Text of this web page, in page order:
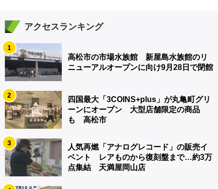
アクセスランキング
1
高松市の市場水族館 新屋島水族館のリ
ニューアルオープンに向け9月28日で閉館
2
四国最大「3COINS+plus」が丸亀町グリ
ーンにオープン 大型店舗限定の商品
も 高松市
3
人気再燃「アナログレコード」の販売イ
ベント レアものから復刻盤まで…約3万
点集結 天満屋岡山店